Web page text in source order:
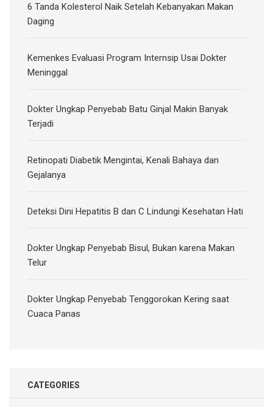
6 Tanda Kolesterol Naik Setelah Kebanyakan Makan
Daging
Kemenkes Evaluasi Program Internsip Usai Dokter
Meninggal
Dokter Ungkap Penyebab Batu Ginjal Makin Banyak
Terjadi
Retinopati Diabetik Mengintai, Kenali Bahaya dan
Gejalanya
Deteksi Dini Hepatitis B dan C Lindungi Kesehatan Hati
Dokter Ungkap Penyebab Bisul, Bukan karena Makan
Telur
Dokter Ungkap Penyebab Tenggorokan Kering saat
Cuaca Panas
CATEGORIES